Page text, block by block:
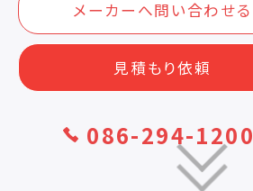
メーカーへ問い合わせる
見積もり依頼
086-294-1200